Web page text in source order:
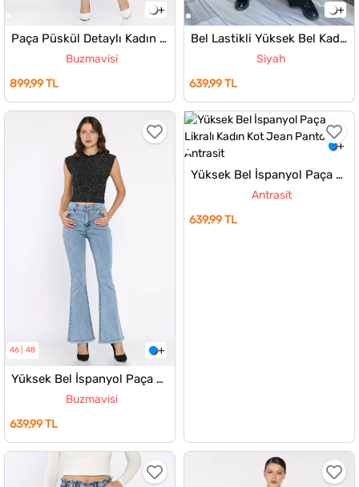
Paça Püskül Detaylı Kadın Jean Kot Pantolon
Buzmavisi
899,99 TL
Bel Lastikli Yüksek Bel Kadın Bol Paça Palazzo Jean Kot Pantolon
Siyah
639,99 TL
46 48
Yüksek Bel İspanyol Paça Likralı Kadın Kot Jean Pantolon
Buzmavisi
639,99 TL
Yüksek Bel İspanyol Paça Likralı Kadın Kot Jean Pantolon
Antrasit
639,99 TL